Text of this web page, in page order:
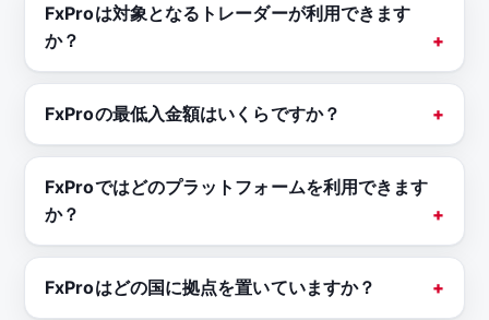
FxProは対象となるトレーダーが利用できます
か？
FxProの最低入金額はいくらですか？
FxProではどのプラットフォームを利用できます
か？
FxProはどの国に拠点を置いていますか？